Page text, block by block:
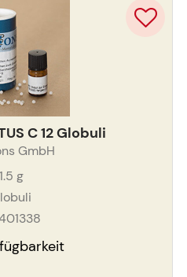
C 12 Globuli
GmbH
1.5 g